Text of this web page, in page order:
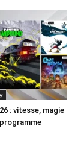
: vitesse, magie